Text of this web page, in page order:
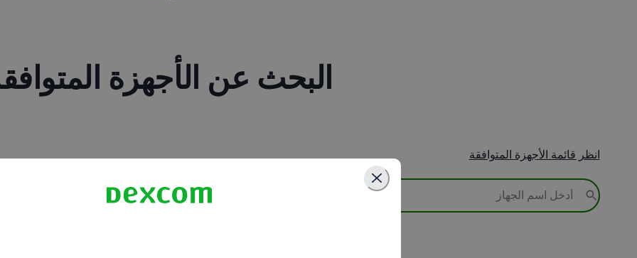
البحث عن الأجهزة
انظر قائمة الأجهزة المتوافقة